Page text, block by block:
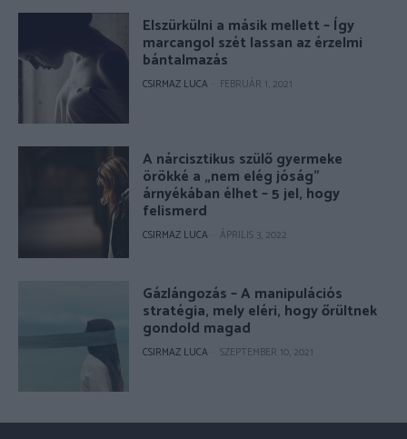
Elszürkülni a másik mellett – Így
marcangol szét lassan az érzelmi
bántalmazás
CSIRMAZ LUCA FEBRUÁR 1, 2021
A nárcisztikus szülő gyermeke
örökké a „nem elég jóság”
árnyékában élhet – 5 jel, hogy
felismerd
CSIRMAZ LUCA ÁPRILIS 3, 2022
Gázlángozás – A manipulációs
stratégia, mely eléri, hogy őrültnek
gondold magad
CSIRMAZ LUCA SZEPTEMBER 10, 2021